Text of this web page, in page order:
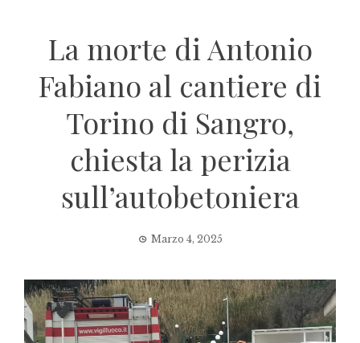
La morte di Antonio
Fabiano al cantiere di
Torino di Sangro,
chiesta la perizia
sull’autobetoniera
Marzo 4, 2025